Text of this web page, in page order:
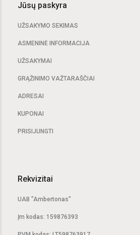
Jūsų paskyra
UŽSAKYMO SEKIMAS
ASMENINĖ INFORMACIJA
UŽSAKYMAI
GRĄŽINIMO VAŽTARAŠČIAI
ADRESAI
KUPONAI
PRISIJUNGTI
Rekvizitai
UAB "Ambertonas"
Įm kodas: 159876393